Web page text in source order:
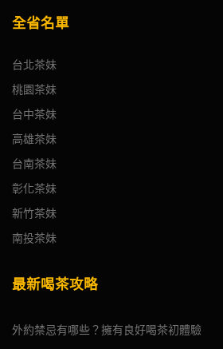
全省名單
台北茶妹
桃園茶妹
台中茶妹
高雄茶妹
台南茶妹
彰化茶妹
新竹茶妹
南投茶妹
最新喝茶攻略
外約禁忌有哪些？擁有良好喝茶初體驗